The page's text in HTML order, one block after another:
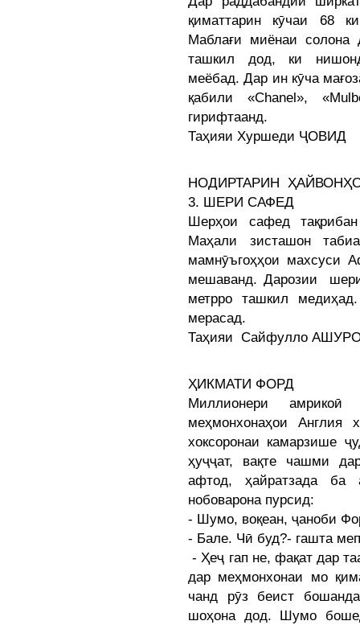
қиматтарин кӯчаи 68
Маблағи миёнаи
ташкил дод, ки
меёбад. Дар ин кӯча
қабили «Chanel»,
гирифтаанд.
Таҳияи Хуршеди ҶОВИД
НОДИРТАРИН
3. ШЕРИ САФЕД
Шерҳои сафед
Маҳали зисташон
мамнӯъгоҳҳои махсуси
мешаванд. Дарозии
метрро ташкил
мерасад.
Таҳияи Сайфулло
ҲИКМАТИ ФОРД
Миллионери
меҳмонхонаҳои Англия
хоксоронаи камарзише
ҳуҷҷат, вақте чашми
афтод, ҳайратзада
нобоварона пурсид:
- Шумо, воқеан, ҷаноби
- Бале. Чӣ буд?- гашта
- Ҳеҷ гап не, фақат дар
дар меҳмонхонаи мо
чанд рӯз беист
шоҳона дод. Шумо